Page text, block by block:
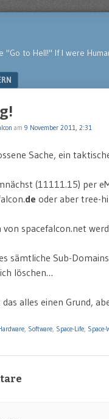
"Go to Hell!" If I were
am 9 November 2011, 2:31
Sache, ein
(11111.15) per
de oder aber tree-
von spacefalcon.net
sämtliche Sub-
löschen…
alles einen Grund,
, Software, Space-Life, Space-